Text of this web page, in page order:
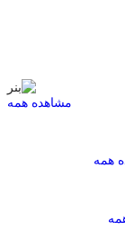
مشاهده همه
همه